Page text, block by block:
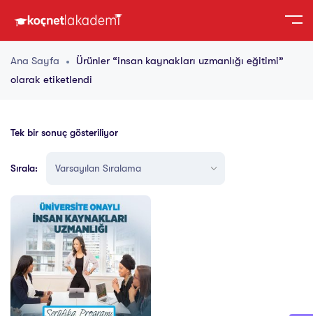
Ana Sayfa
Ürünler “insan kaynakları uzmanlığı eğitimi”
olarak etiketlendi
Tek bir sonuç gösteriliyor
Sırala: